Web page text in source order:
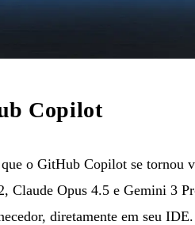
Copilot
o GitHub Copilot se tornou
Claude Opus 4.5 e Gemini 3
diretamente em seu IDE.